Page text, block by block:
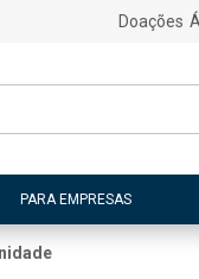
Doações
PARA EMPRESAS